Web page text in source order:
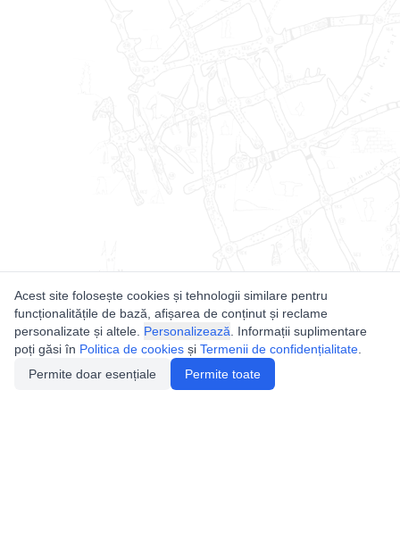
Acest site folosește cookies și tehnologii similare pentru
funcționalitățile de bază, afișarea de conținut și reclame
personalizate și altele. Personalizează . Informații suplimentare
poți găsi în Politica de cookies și Termenii de confidențialitate
Permite doar esențiale
Permite toate